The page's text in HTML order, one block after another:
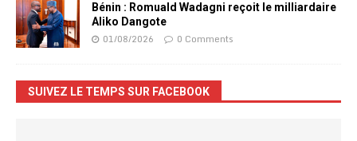
Bénin : Romuald Wadagni reçoit le milliardaire
Aliko Dangote
01/08/2026 0 Comments
SUIVEZ LE TEMPS SUR FACEBOOK